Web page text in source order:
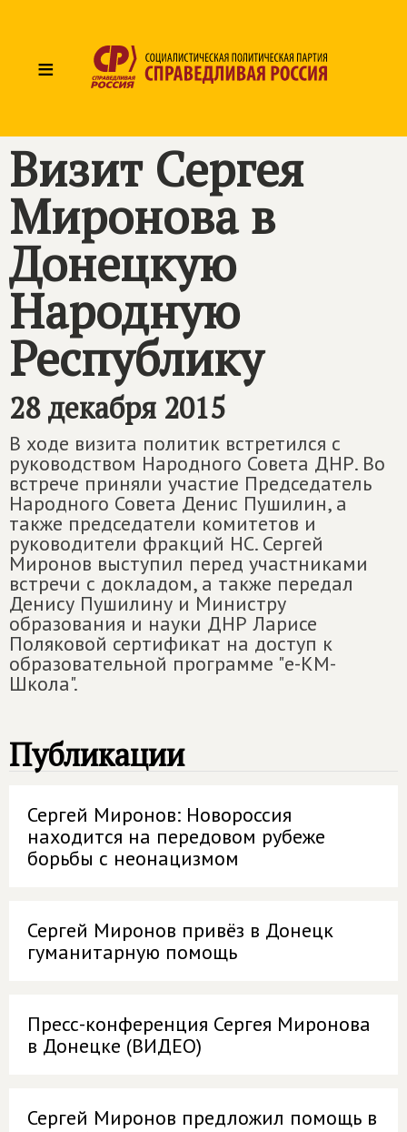
≡
Визит Сергея
Миронова в
Донецкую
Народную
Республику
28 декабря 2015
В ходе визита политик встретился с
руководством Народного Совета ДНР. Во
встрече приняли участие Председатель
Народного Совета Денис Пушилин, а
также председатели комитетов и
руководители фракций НС. Сергей
Миронов выступил перед участниками
встречи с докладом, а также передал
Денису Пушилину и Министру
образования и науки ДНР Ларисе
Поляковой сертификат на доступ к
образовательной программе "e-КМ-
Школа".
Публикации
Сергей Миронов: Новороссия
находится на передовом рубеже
борьбы с неонацизмом
Сергей Миронов привёз в Донецк
гуманитарную помощь
Пресс-конференция Сергея Миронова
в Донецке (ВИДЕО)
Сергей Миронов предложил помощь в